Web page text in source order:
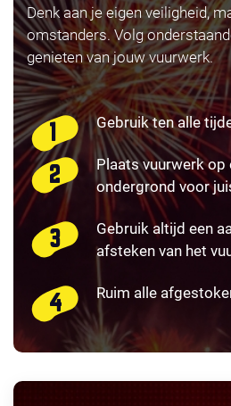
Denk aan je eigen veiligheid,
omstanders. Volg
genieten van jouw vuurwerk.
Gebruik ten alle
Plaats vuurwerk op
ondergrond voor
Gebruik altijd een
afsteken van het
Ruim alle